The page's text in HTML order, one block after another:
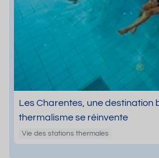
Les Charentes, une destination
thermalisme se réinvente
Vie des stations thermales